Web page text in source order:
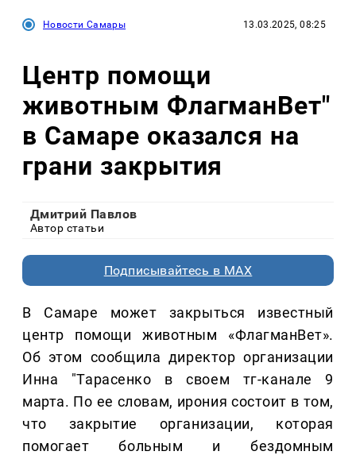
Новости Самары 13.03.2025, 08:25
Центр помощи
животным ФлагманВет"
в Самаре оказался на
грани закрытия
Дмитрий Павлов
Автор статьи
Подписывайтесь в MAX
В Самаре может закрыться известный
центр помощи животным «ФлагманВет».
Об этом сообщила директор организации
Инна "Тарасенко в своем тг-канале 9
марта. По ее словам, ирония состоит в том,
что закрытие организации, которая
помогает больным и бездомным